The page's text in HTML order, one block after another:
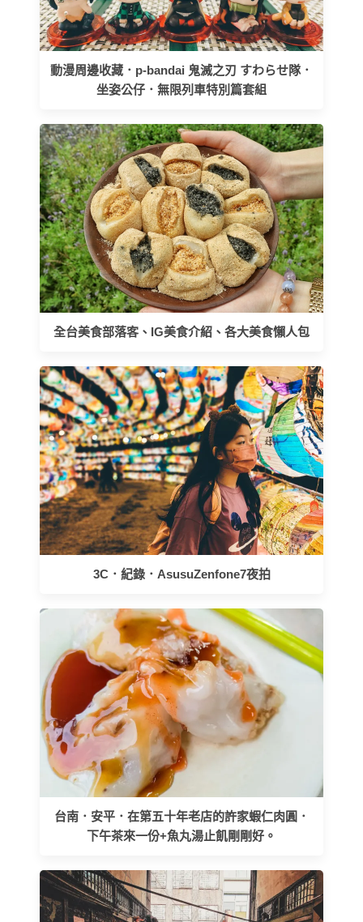
動漫周邊收藏．p-bandai 鬼滅之刃 すわらせ隊．
坐姿公仔．無限列車特別篇套組
全台美食部落客、IG美食介紹、各大美食懶人包
3C．紀錄．AsusuZenfone7夜拍
台南．安平．在第五十年老店的許家蝦仁肉圓．
下午茶來一份+魚丸湯止飢剛剛好。